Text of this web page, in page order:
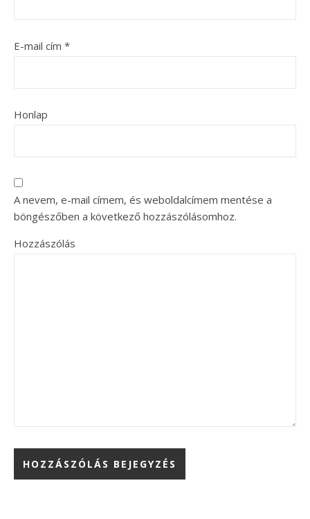
E-mail cím *
Honlap
A nevem, e-mail címem, és weboldalcímem mentése a
böngészőben a következő hozzászólásomhoz.
Hozzászólás